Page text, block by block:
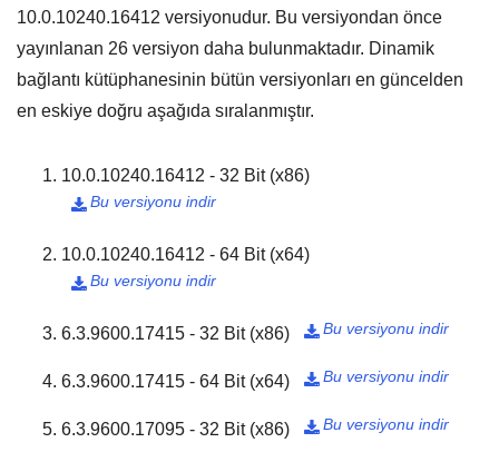
10.0.10240.16412 versiyonudur. Bu versiyondan önce
yayınlanan 26 versiyon daha bulunmaktadır. Dinamik
bağlantı kütüphanesinin bütün versiyonları en güncelden
en eskiye doğru aşağıda sıralanmıştır.
10.0.10240.16412 - 32 Bit (x86)
Bu versiyonu indir

10.0.10240.16412 - 64 Bit (x64)
Bu versiyonu indir

6.3.9600.17415 - 32 Bit (x86) Bu versiyonu indir

6.3.9600.17415 - 64 Bit (x64) Bu versiyonu indir

6.3.9600.17095 - 32 Bit (x86) Bu versiyonu indir
